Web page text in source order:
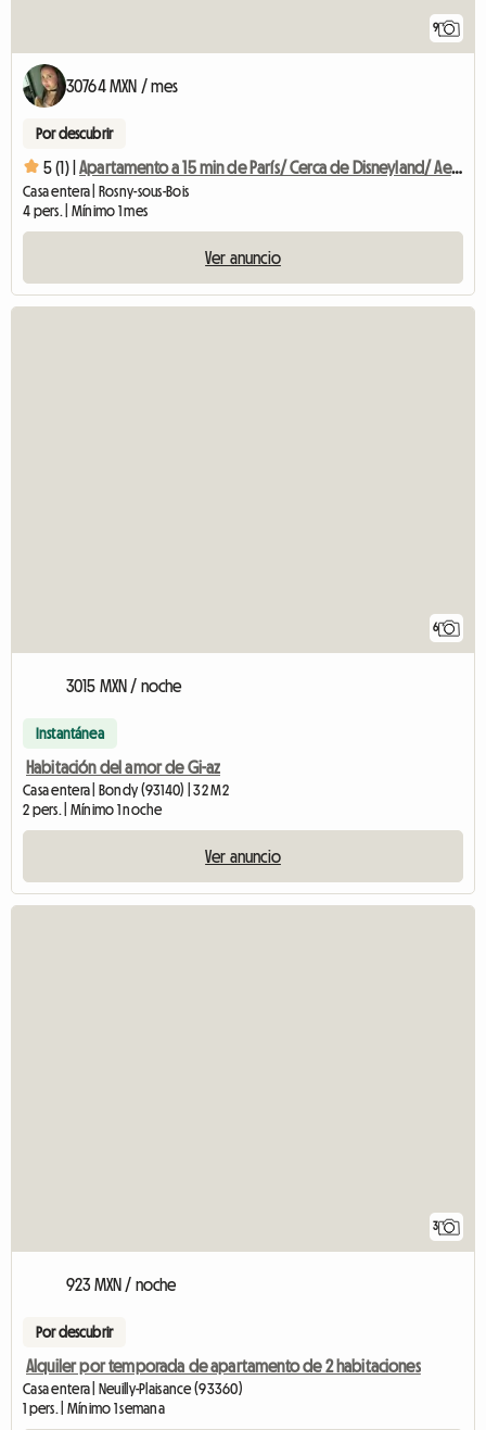
9
30764 MXN / mes
Por descubrir
5 (1) | Apartamento a 15 min de París/ Cerca de Disneyland/ Aeropuerto
Casa entera | Rosny-sous-Bois
4 pers. | Mínimo 1 mes
Ver anuncio
6
3015 MXN / noche
Instantánea
Habitación del amor de Gi-az
Casa entera | Bondy (93140) | 32 M2
2 pers. | Mínimo 1 noche
Ver anuncio
3
923 MXN / noche
Por descubrir
Alquiler por temporada de apartamento de 2 habitaciones
Casa entera | Neuilly-Plaisance (93360)
1 pers. | Mínimo 1 semana